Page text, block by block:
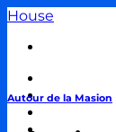
Passer
contenu
House
Piscine
Autour de la Masion